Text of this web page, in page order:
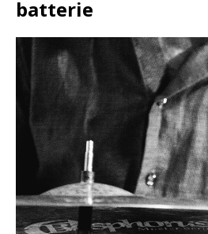
batterie